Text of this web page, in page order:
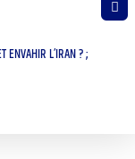
ENVAHIR L’IRAN ? ;